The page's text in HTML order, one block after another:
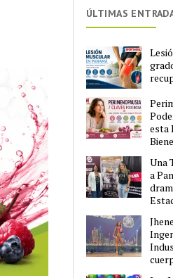
ÚLTIMAS
esta
Una
a